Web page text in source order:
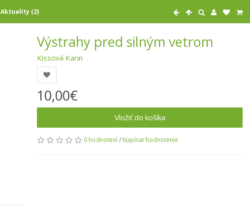
Aktuality (2)
Výstrahy pred silným vetrom
Kissová Karin
10,00€
Vložiť do košíka
0 hodnotení/ Napísať hodnotenie